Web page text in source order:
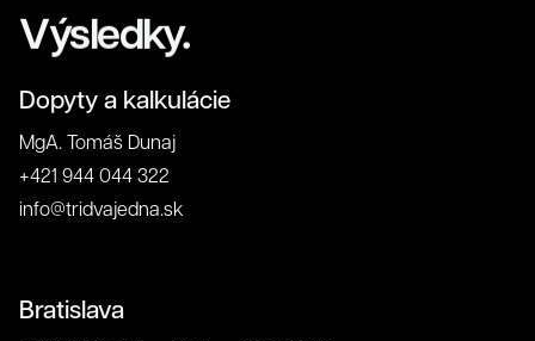
Výsledky.
Dopyty a kalkulácie
MgA. Tomáš Dunaj
+421 944 044 322
info@tridvajedna.sk
Bratislava